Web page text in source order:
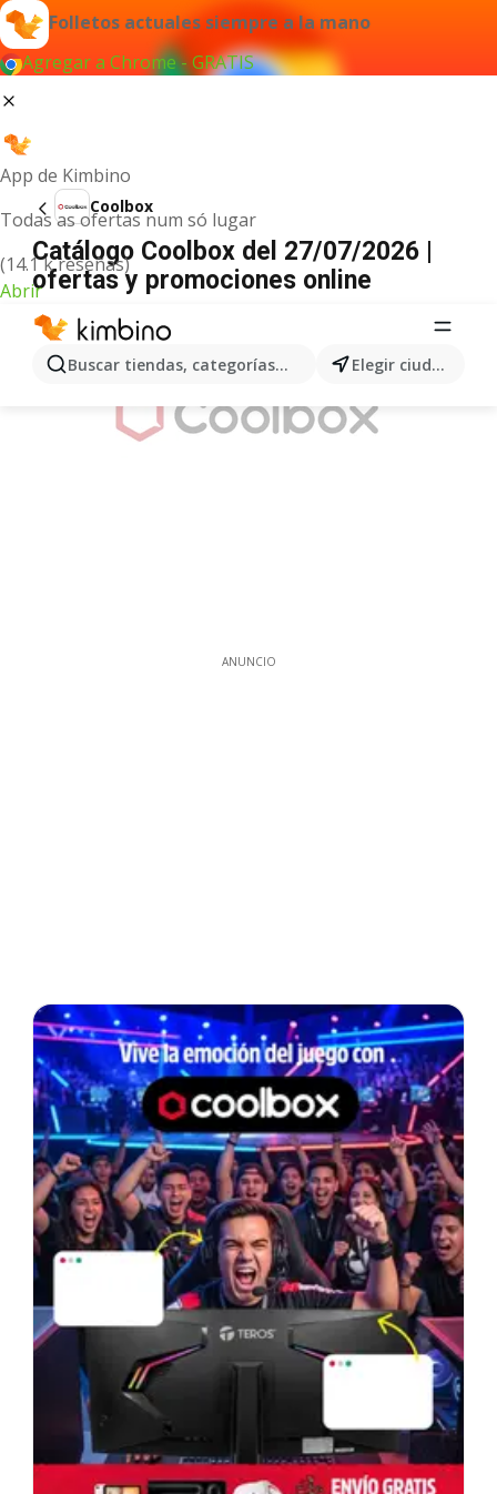
Folletos actuales siempre a la mano
Agregar a Chrome - GRATIS
App de Kimbino
Todas as ofertas num só lugar
(14.1 k reseñas)
Abrir
Buscar tiendas, categorías, productos... Elegir ciudad
Coolbox
Catálogo Coolbox del 27/07/2026 |
ofertas y promociones online
ANUNCIO